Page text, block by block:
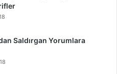
Saldırgan Yorumlara